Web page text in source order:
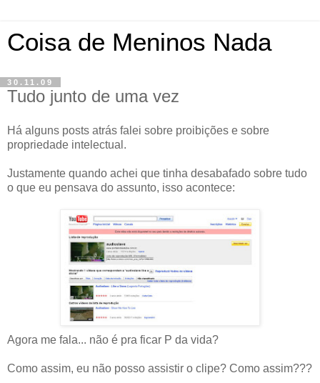
Coisa de Meninos Nada
30.11.09
Tudo junto de uma vez
Há alguns posts atrás falei sobre proibições e sobre
propriedade intelectual.
Justamente quando achei que tinha desabafado sobre tudo
o que eu pensava do assunto, isso acontece:
Agora me fala... não é pra ficar P da vida?
Como assim, eu não posso assistir o clipe? Como assim???